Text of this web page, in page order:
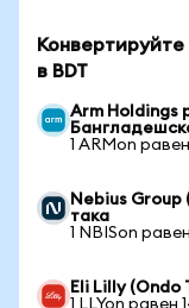
в BDT
Arm Holdings
1 ARMon
Nebius
така
1 NBISon
Eli Lilly (Ondo
1 LLYon равен